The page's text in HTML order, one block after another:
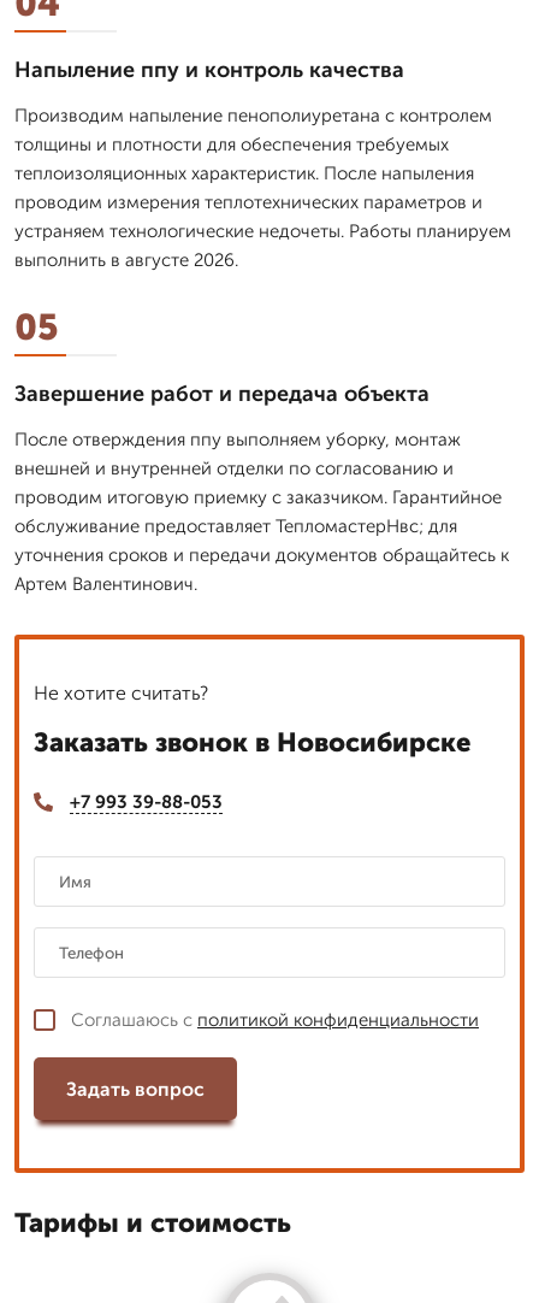
Напыление ппу и контроль качества
Производим напыление пенополиуретана с контролем
толщины и плотности для обеспечения требуемых
теплоизоляционных характеристик. После напыления
проводим измерения теплотехнических параметров и
устраняем технологические недочеты. Работы планируем
выполнить в августе 2026.
05
Завершение работ и передача объекта
После отверждения ппу выполняем уборку, монтаж
внешней и внутренней отделки по согласованию и
проводим итоговую приемку с заказчиком. Гарантийное
обслуживание предоставляет ТепломастерНвс; для
уточнения сроков и передачи документов обращайтесь к
Артем Валентинович.
Не хотите считать?
Заказать звонок в Новосибирске
+7 993 39-88-053
Соглашаюсь с политикой конфиденциальности
Задать вопрос
Тарифы и стоимость